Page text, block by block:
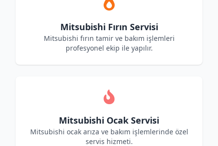
Mitsubishi Fırın Servisi
Mitsubishi fırın tamir ve bakım işlemleri
profesyonel ekip ile yapılır.
Mitsubishi Ocak Servisi
Mitsubishi ocak arıza ve bakım işlemlerinde özel
servis hizmeti.